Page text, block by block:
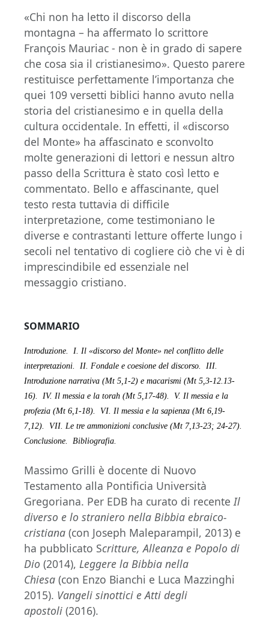
«Chi non ha letto il discorso della
montagna – ha affermato lo scrittore
François Mauriac - non è in grado di sapere
che cosa sia il cristianesimo». Questo parere
restituisce perfettamente l’importanza che
quei 109 versetti biblici hanno avuto nella
storia del cristianesimo e in quella della
cultura occidentale. In effetti, il «discorso
del Monte» ha affascinato e sconvolto
molte generazioni di lettori e nessun altro
passo della Scrittura è stato così letto e
commentato. Bello e affascinante, quel
testo resta tuttavia di difficile
interpretazione, come testimoniano le
diverse e contrastanti letture offerte lungo i
secoli nel tentativo di cogliere ciò che vi è di
imprescindibile ed essenziale nel
messaggio cristiano.
SOMMARIO
Introduzione.
I. Il «discorso del Monte» nel conflitto delle
interpretazioni.
II. Fondale e coesione del discorso.
III.
Introduzione narrativa (Mt 5,1-2) e macarismi (Mt 5,3-12.13-
16).
IV. Il messia e la torah (Mt 5,17-48).
V. Il messia e la
profezia (Mt 6,1-18).
VI. Il messia e la sapienza (Mt 6,19-
7,12).
VII. Le tre ammonizioni conclusive (Mt 7,13-23; 24-27).
Conclusione.
Bibliografia.
Massimo Grilli è docente di Nuovo
Testamento alla Pontificia Università
Gregoriana. Per EDB ha curato di recenteIl
diverso e lo straniero nella Bibbia ebraico-
cristiana (con Joseph Maleparampil, 2013) e
ha pubblicato Scritture, Alleanza e Popolo di
Dio (2014), Leggere la Bibbia nella
Chiesa (con Enzo Bianchi e Luca Mazzinghi
2015). Vangeli sinottici e Atti degli
apostoli (2016).